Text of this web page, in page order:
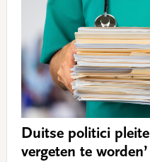
Duitse politici
vergeten te